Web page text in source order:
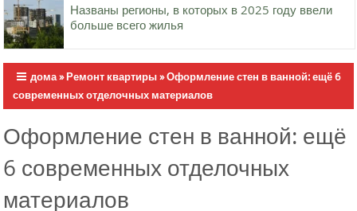
Названы регионы, в которых в 2025 году ввели
больше всего жилья
дома»Ремонт квартиры»Оформление стен в ванной: ещё 6
современных отделочных материалов
Оформление стен в ванной: ещё
6 современных отделочных
материалов